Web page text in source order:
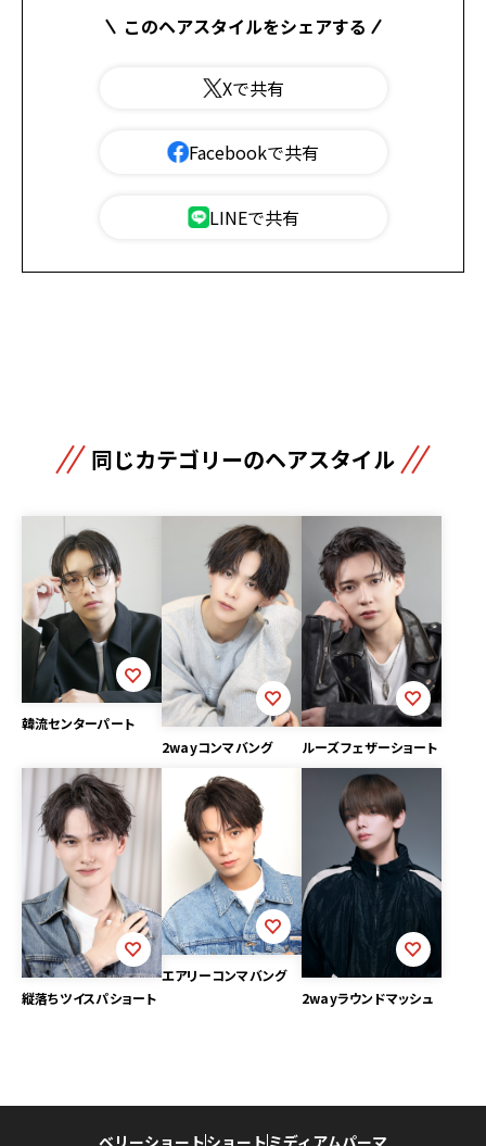
このヘアスタイルをシェアする
Xで共有
Facebookで共有
LINEで共有
同じカテゴリーのヘアスタイル
韓流センターパート
2wayコンマバング
ルーズフェザーショート
縦落ちツイスパショート
エアリーコンマバング
2wayラウンドマッシュ
ベリーショートショート ミディアムパーマ